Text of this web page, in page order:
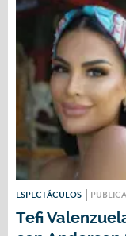
ESPECTÁCULOS
Tefi